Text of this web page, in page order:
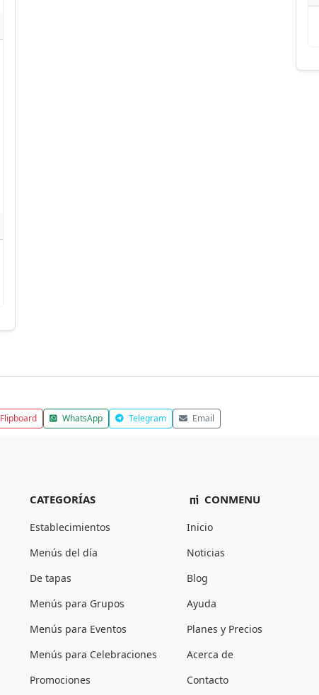
Flipboard WhatsApp Telegram Email
CATEGORÍAS
Establecimientos
Menús del día
De tapas
Menús para Grupos
Menús para Eventos
Menús para Celebraciones
Promociones
CONMENU
Inicio
Noticias
Blog
Ayuda
Planes y Precios
Acerca de
Contacto